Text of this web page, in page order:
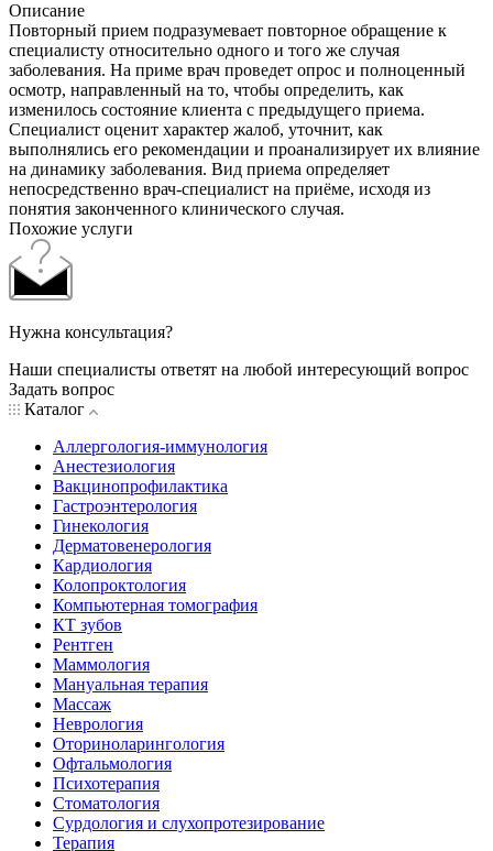
Описание
Повторный прием подразумевает повторное обращение к
специалисту относительно одного и того же случая
заболевания. На приме врач проведет опрос и полноценный
осмотр, направленный на то, чтобы определить, как
изменилось состояние клиента с предыдущего приема.
Специалист оценит характер жалоб, уточнит, как
выполнялись его рекомендации и проанализирует их влияние
на динамику заболевания. Вид приема определяет
непосредственно врач-специалист на приёме, исходя из
понятия законченного клинического случая.
Похожие услуги
Нужна консультация?
Наши специалисты ответят на любой интересующий вопрос
Задать вопрос
Каталог
Аллергология-иммунология
Анестезиология
Вакцинопрофилактика
Гастроэнтерология
Гинекология
Дерматовенерология
Кардиология
Колопроктология
Компьютерная томография
КТ зубов
Рентген
Маммология
Мануальная терапия
Массаж
Неврология
Оториноларингология
Офтальмология
Психотерапия
Стоматология
Сурдология и слухопротезирование
Терапия